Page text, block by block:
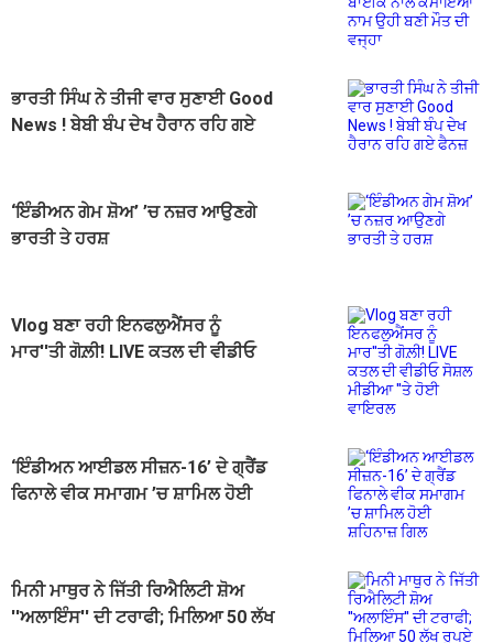
ਭਾਰਤੀ ਸਿੰਘ ਨੇ ਤੀਜੀ ਵਾਰ ਸੁਣਾਈ Good
News ! ਬੇਬੀ ਬੰਪ ਦੇਖ ਹੈਰਾਨ ਰਹਿ ਗਏ
‘ਇੰਡੀਅਨ ਗੇਮ ਸ਼ੋਅ’ ’ਚ ਨਜ਼ਰ ਆਉਣਗੇ
ਭਾਰਤੀ ਤੇ ਹਰਸ਼
Vlog ਬਣਾ ਰਹੀ ਇਨਫਲੁਐਂਸਰ ਨੂੰ
ਮਾਰ''ਤੀ ਗੋਲ਼ੀ! LIVE ਕਤਲ ਦੀ ਵੀਡੀਓ
‘ਇੰਡੀਅਨ ਆਈਡਲ ਸੀਜ਼ਨ-16’ ਦੇ ਗ੍ਰੈਂਡ
ਫਿਨਾਲੇ ਵੀਕ ਸਮਾਗਮ ’ਚ ਸ਼ਾਮਿਲ ਹੋਈ
ਮਿਨੀ ਮਾਥੁਰ ਨੇ ਜਿੱਤੀ ਰਿਐਲਿਟੀ ਸ਼ੋਅ
''ਅਲਾਇੰਸ'' ਦੀ ਟਰਾਫੀ; ਮਿਲਿਆ 50 ਲੱਖ